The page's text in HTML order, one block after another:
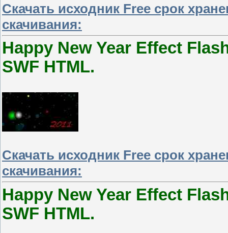
Скачать исходник Free срок
скачивания:
Happy New Year Effect
SWF HTML.
Скачать исходник Free срок
скачивания:
Happy New Year Effect
SWF HTML.